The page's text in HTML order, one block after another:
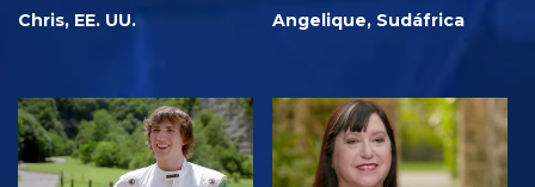
Chris, EE. UU. Angelique, Sudáfrica